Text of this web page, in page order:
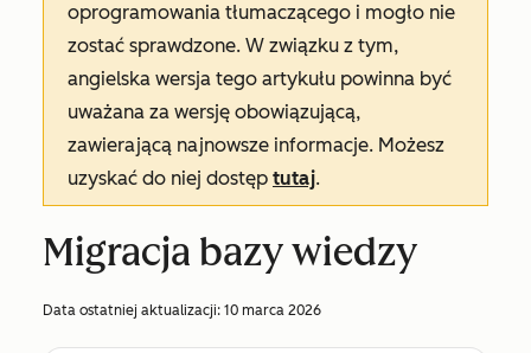
oprogramowania tłumaczącego i mogło nie
zostać sprawdzone. W związku z tym,
angielska wersja tego artykułu powinna być
uważana za wersję obowiązującą,
zawierającą najnowsze informacje. Możesz
uzyskać do niej dostęp tutaj.
Migracja bazy wiedzy
Data ostatniej aktualizacji: 10 marca 2026